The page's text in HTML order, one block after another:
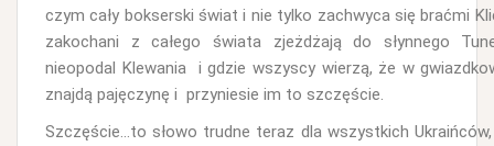
czym cały bokserski świat i nie tylko zachwyca się braćmi
zakochani z całego świata zjeżdżają do słynnego
nieopodal Klewania i gdzie wszyscy wierzą, że w
znajdą pajęczynę i przyniesie im to szczęście.
Szczęście…to słowo trudne teraz dla wszystkich